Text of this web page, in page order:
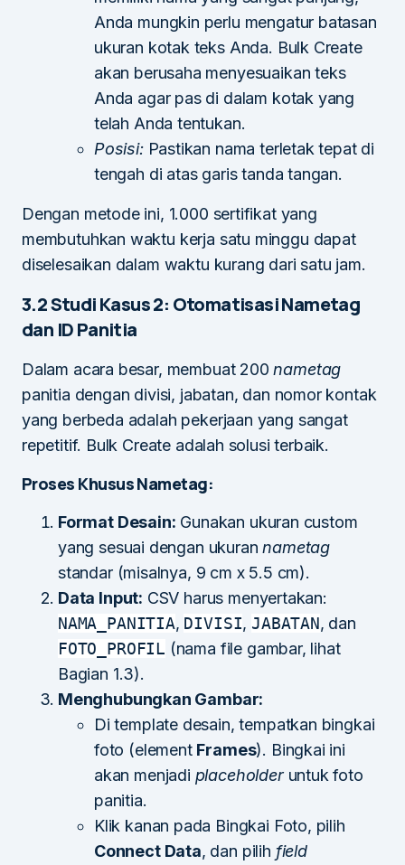
Anda mungkin perlu mengatur batasan
ukuran kotak teks Anda. Bulk Create
akan berusaha menyesuaikan teks
Anda agar pas di dalam kotak yang
telah Anda tentukan.
Posisi:Pastikan nama terletak tepat di
tengah di atas garis tanda tangan.
Dengan metode ini, 1.000 sertifikat yang
membutuhkan waktu kerja satu minggu dapat
diselesaikan dalam waktu kurang dari satu jam.
3.2 Studi Kasus 2: Otomatisasi Nametag
dan ID Panitia
Dalam acara besar, membuat 200nametag
panitia dengan divisi, jabatan, dan nomor kontak
yang berbeda adalah pekerjaan yang sangat
repetitif. Bulk Create adalah solusi terbaik.
Proses Khusus Nametag:
Format Desain: Gunakan ukuran custom
yang sesuai dengan ukurannametag
standar (misalnya, 9 cm x 5.5 cm).
Data Input: CSV harus menyertakan:
NAMA_PANITIA, DIVISI, JABATAN, dan
FOTO_PROFIL (nama file gambar, lihat
Bagian 1.3).
Menghubungkan Gambar:
Di template desain, tempatkan bingkai
foto (element Frames). Bingkai ini
akan menjadi placeholderuntuk foto
panitia.
Klik kanan pada Bingkai Foto, pilih
Connect Data, dan pilih field